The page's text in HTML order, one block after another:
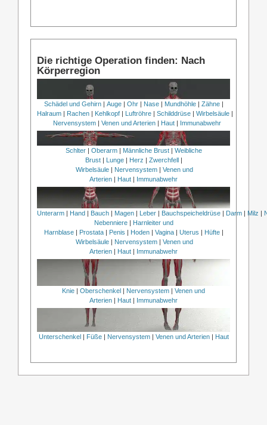
Die richtige Operation finden: Nach
Körperregion
Schädel und Gehirn| Auge| Ohr| Nase| Mundhöhle| Zähne|
Halraum | Rachen | Kehlkopf | Luftröhre | Schilddrüse | Wirbelsäule |
Nervensystem | Venen und Arterien | Haut | Immunabwehr
Schlter| Oberarm| Männliche Brust| Weibliche
Brust| Lunge| Herz | Zwerchfell|
Wirbelsäule | Nervensystem | Venen und
Arterien | Haut | Immunabwehr
Unterarm Hand Bauch Magen Leber Bauchspeicheldrüse Darm Milz
Nebenniere|
Harnleiter und
Harnblase| Prostata| Penis Hoden| Vagina| Uterus Hüfte|
Wirbelsäule
Nervensystem
Venen und
Arterien
Haut Immunabwehr
Knie | Oberschenkel | Nervensystem | Venen und
Arterien | Haut | Immunabwehr
Unterschenkel| Füße| Nervensystem| Venen und Arterien| Haut